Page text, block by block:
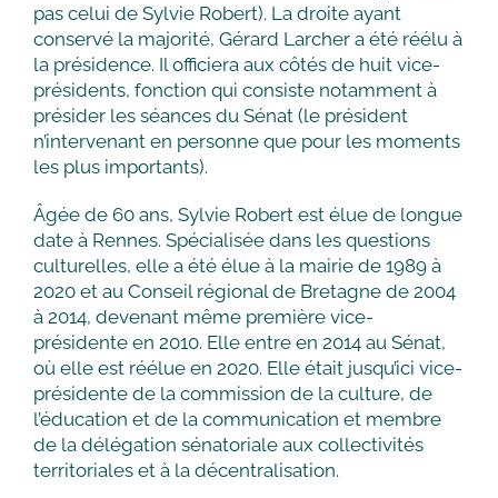
pas celui de Sylvie Robert). La droite ayant
conservé la majorité, Gérard Larcher a été réélu à
la présidence. Il officiera aux côtés de huit vice-
présidents, fonction qui consiste notamment à
présider les séances du Sénat (le président
n’intervenant en personne que pour les moments
les plus importants).
Âgée de 60 ans, Sylvie Robert est élue de longue
date à Rennes. Spécialisée dans les questions
culturelles, elle a été élue à la mairie de 1989 à
2020 et au Conseil régional de Bretagne de 2004
à 2014, devenant même première vice-
présidente en 2010. Elle entre en 2014 au Sénat,
où elle est réélue en 2020. Elle était jusqu’ici vice-
présidente de la commission de la culture, de
l’éducation et de la communication et membre
de la délégation sénatoriale aux collectivités
territoriales et à la décentralisation.